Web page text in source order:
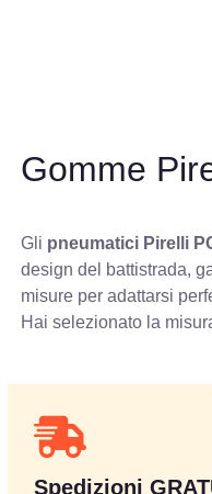
Gomme
Gli pneumatici Pirelli
design del battistrada,
misure per adattarsi
Hai selezionato la
Spedizioni